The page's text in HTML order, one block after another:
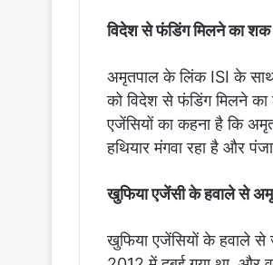
विदेश से फंडिंग मिलने का शक
अमृतपाल के लिंक ISI के साथ
को विदेश से फंडिंग मिलने
एजेंसियों का कहना है कि
हथियार मंगवा रहा है और
खुफिया एजेंसी के हवाले से
खुफिया एजेंसियों के हवाले से